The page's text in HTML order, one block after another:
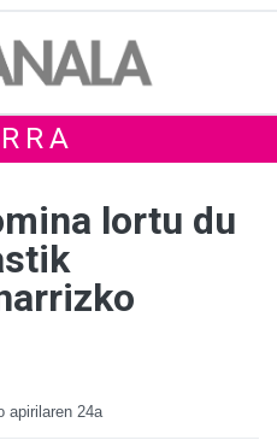
lortu du
apirilaren 24a